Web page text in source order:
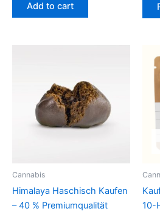
Add to cart
Cannabis
Himalaya Haschisch Kaufen
– 40 % Premiumqualität
10-